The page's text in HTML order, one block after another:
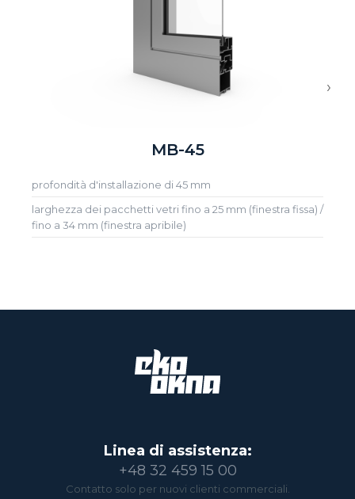
MB-45
profondità d'installazione di 45 mm
larghezza dei pacchetti vetri fino a 25 mm (finestra fissa) /
fino a 34 mm (finestra apribile)
›
Linea di assistenza:
+48 32 459 15 00
Contatto solo per nuovi clienti commerciali.